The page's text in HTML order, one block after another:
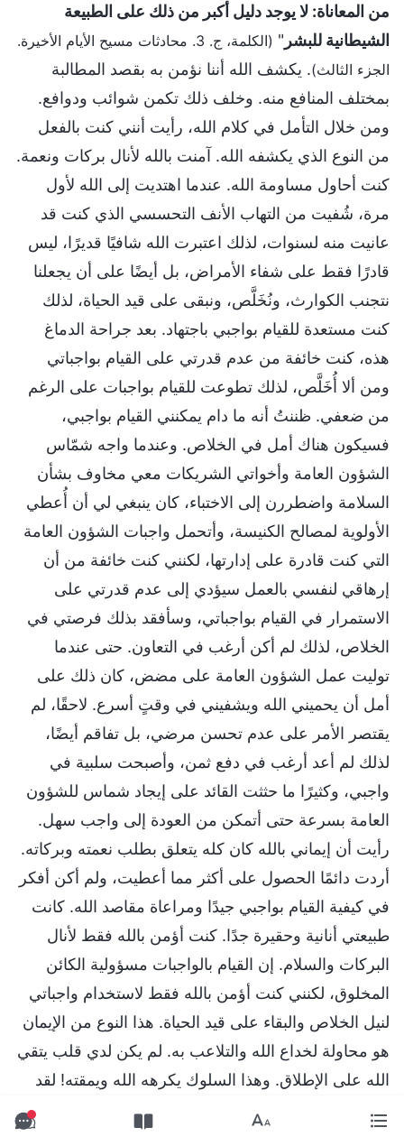
من المعاناة: لا يوجد دليل أكبر من ذلك على الطبيعة
الشيطانية للبشر "
(الكلمة، ج. 3. محادثات مسيح الأيام الأخيرة.
الجزء الثالث). يكشف الله أننا نؤمن به بقصد المطالبة
بمختلف المنافع منه. وخلف ذلك تكمن شوائب ودوافع.
ومن خلال التأمل في كلام الله، رأيت أنني كنت بالفعل
من النوع الذي يكشفه الله. آمنت بالله لأنال بركات ونعمة.
كنت أحاول مساومة الله. عندما اهتديت إلى الله لأول
مرة، شُفيت من التهاب الأنف التحسسي الذي كنت قد
عانيت منه لسنوات، لذلك اعتبرت الله شافيًا قديرًا، ليس
قادرًا فقط على شفاء الأمراض، بل أيضًا على أن يجعلنا
نتجنب الكوارث، ونُخَلَّص، ونبقى على قيد الحياة، لذلك
كنت مستعدة للقيام بواجبي باجتهاد. بعد جراحة الدماغ
هذه، كنت خائفة من عدم قدرتي على القيام بواجباتي
ومن ألا أُخَلَّص، لذلك تطوعت للقيام بواجبات على الرغم
من ضعفي. ظننتُ أنه ما دام يمكنني القيام بواجبي،
فسيكون هناك أمل في الخلاص. وعندما واجه شمّاس
الشؤون العامة وأخواتي الشريكات معي مخاوف بشأن
السلامة واضطررن إلى الاختباء، كان ينبغي لي أن أُعطي
الأولوية لمصالح الكنيسة، وأتحمل واجبات الشؤون العامة
التي كنت قادرة على إدارتها، لكنني كنت خائفة من أن
إرهاقي لنفسي بالعمل سيؤدي إلى عدم قدرتي على
الاستمرار في القيام بواجباتي، وسأفقد بذلك فرصتي في
الخلاص، لذلك لم أكن أرغب في التعاون. حتى عندما
توليت عمل الشؤون العامة على مضض، كان ذلك على
أمل أن يحميني الله ويشفيني في وقتٍ أسرع. لاحقًا، لم
يقتصر الأمر على عدم تحسن مرضي، بل تفاقم أيضًا،
لذلك لم أعد أرغب في دفع ثمن، وأصبحت سلبية في
واجبي، وكثيرًا ما حثثت القائد على إيجاد شماس للشؤون
العامة بسرعة حتى أتمكن من العودة إلى واجب سهل.
رأيت أن إيماني بالله كان كله يتعلق بطلب نعمته وبركاته.
أردت دائمًا الحصول على أكثر مما أعطيت، ولم أكن أفكر
في كيفية القيام بواجبي جيدًا ومراعاة مقاصد الله. كانت
طبيعتي أنانية وحقيرة جدًا. كنت أؤمن بالله فقط لأنال
البركات والسلام. إن القيام بالواجبات مسؤولية الكائن
المخلوق، لكنني كنت أؤمن بالله فقط لاستخدام واجباتي
لنيل الخلاص والبقاء على قيد الحياة. هذا النوع من الإيمان
هو محاولة لخداع الله والتلاعب به. لم يكن لدي قلب يتقي
الله على الإطلاق. وهذا السلوك يكرهه الله ويمقته! لقد
منحني الله الفرصة للقيام بواجبي، لذا ينبغي لي أن أراعي